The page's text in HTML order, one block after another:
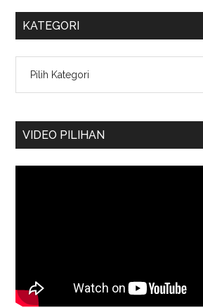
KATEGORI
VIDEO PILIHAN